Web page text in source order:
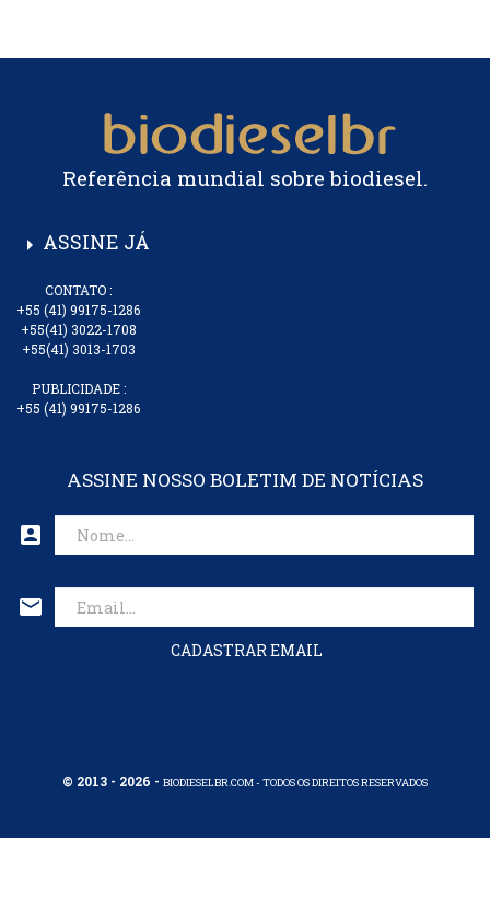
Referência mundial sobre biodiesel.
arrow_right ASSINE JÁ
CONTATO :
+55 (41) 99175-1286
+55(41) 3022-1708
+55(41) 3013-1703
PUBLICIDADE :
+55 (41) 99175-1286
ASSINE NOSSO BOLETIM DE NOTÍCIAS
account_box
mail
CADASTRAR EMAIL
© 2013 - 2026 - BIODIESELBR.COM - TODOS OS DIREITOS RESERVADOS